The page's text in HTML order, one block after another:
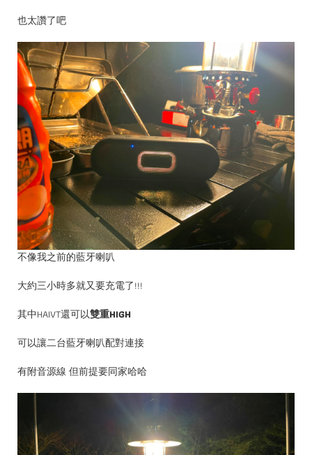
也太讚了吧
不像我之前的藍牙喇叭
大約三小時多就又要充電了!!!
其中HAIVT還可以雙重HIGH
可以讓二台藍牙喇叭配對連接
有附音源線 但前提要同家哈哈